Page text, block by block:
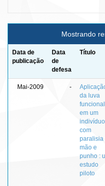
Mostrando
Data de
publicação
Data
de
defesa
Título
Mai-2009 -
da luva
funcional
em um
indivíduo
com
paralisia
mão e
punho :
estudo
piloto